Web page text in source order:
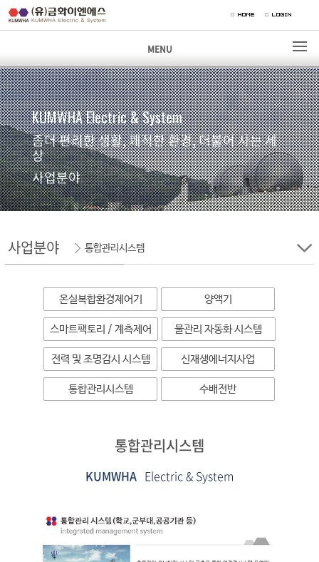
MENU
KUMWHA Electric & System
좀더 편리한 생활, 쾌적한 환경, 더불어 사는 세
상
사업분야
사업분야 통합관리시스템
온실복합환경제어기 양액기
스마트팩토리 / 계측제어 물관리 자동화 시스템
전력 및 조명감시 시스템 신재생에너지사업
통합관리시스템 수배전반
통합관리시스템
KUMWHA Electric & System